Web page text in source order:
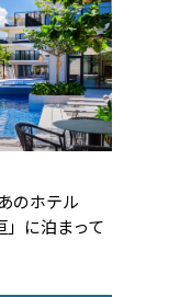
のホテル
」に泊まって
解説！
ジネス